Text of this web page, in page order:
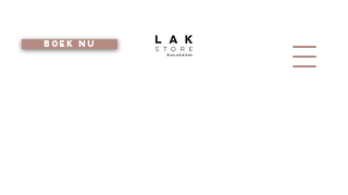
boek nu